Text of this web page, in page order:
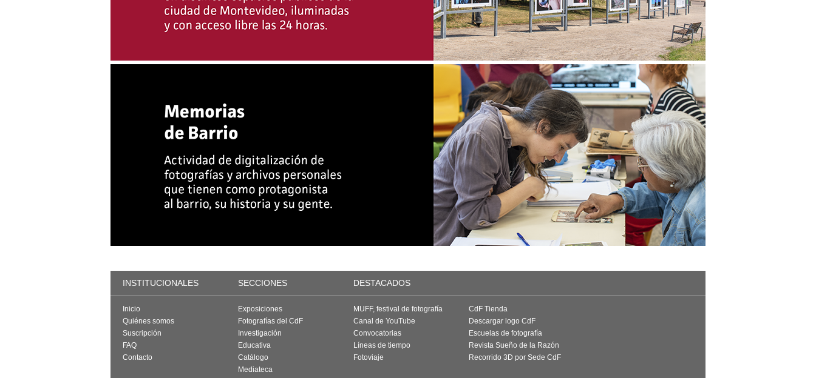
INSTITUCIONALES SECCIONES DESTACADOS
Inicio
Quiénes somos
Suscripción
FAQ
Contacto
Exposiciones
Fotografías del CdF
Investigación
Educativa
Catálogo
Mediateca
MUFF, festival de fotografía
Canal de YouTube
Convocatorias
Líneas de tiempo
Fotoviaje
CdF Tienda
Descargar logo CdF
Escuelas de fotografía
Revista Sueño de la Razón
Recorrido 3D por Sede CdF